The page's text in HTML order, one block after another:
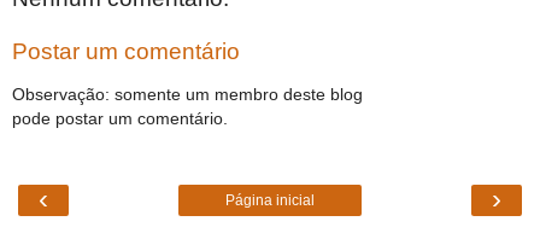
Postar um comentário
Observação: somente um membro deste blog
pode postar um comentário.
‹ ›
Página inicial